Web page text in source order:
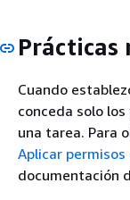
Prácticas
Cuando
conceda solo
una tarea. Para
Aplicar
documentación